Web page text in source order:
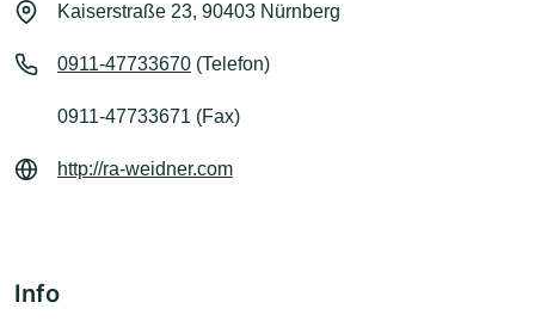
Kaiserstraße 23, 90403 Nürnberg
0911-47733670 (Telefon)
0911-47733671 (Fax)
http://ra-weidner.com
Info